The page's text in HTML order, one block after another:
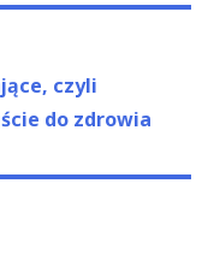
czyli
do zdrowia